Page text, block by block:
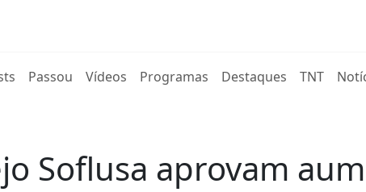
Passou Vídeos Programas Destaques TNT
Soflusa aprovam